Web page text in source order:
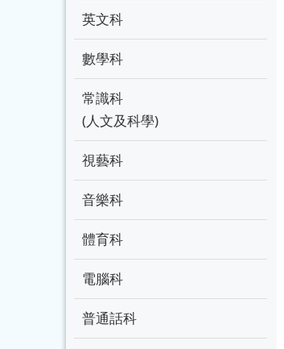
英文科
數學科
常識科
(人文及科學)
視藝科
音樂科
體育科
電腦科
普通話科